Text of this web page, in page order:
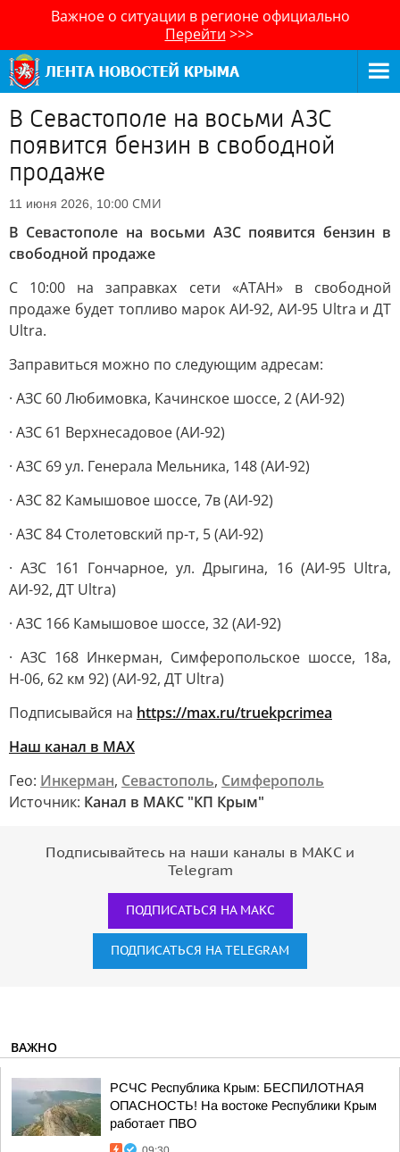
Важное о ситуации в регионе официально
Перейти >>>
В Севастополе на восьми АЗС
появится бензин в свободной
продаже
11 июня 2026, 10:00 СМИ
В Севастополе на восьми АЗС появится бензин в
свободной продаже
С 10:00 на заправках сети «АТАН» в свободной
продаже будет топливо марок АИ-92, АИ-95 Ultra и ДТ
Ultra.
Заправиться можно по следующим адресам:
· АЗС 60 Любимовка, Качинское шоссе, 2 (АИ-92)
· АЗС 61 Верхнесадовое (АИ-92)
· АЗС 69 ул. Генерала Мельника, 148 (АИ-92)
· АЗС 82 Камышовое шоссе, 7в (АИ-92)
· АЗС 84 Столетовский пр-т, 5 (АИ-92)
· АЗС 161 Гончарное, ул. Дрыгина, 16 (АИ-95 Ultra,
АИ-92, ДТ Ultra)
· АЗС 166 Камышовое шоссе, 32 (АИ-92)
· АЗС 168 Инкерман, Симферопольское шоссе, 18а,
Н-06, 62 км 92) (АИ-92, ДТ Ultra)
Подписывайся на https://max.ru/truekpcrimea
Наш канал в MAX
Гео: Инкерман, Севастополь, Симферополь
Источник: Канал в МАКС "КП Крым"
Подписывайтесь на наши каналы в МАКС и
Telegram
ПОДПИСАТЬСЯ НА МАКС
ПОДПИСАТЬСЯ НА TELEGRAM
ВАЖНО
РСЧС Республика Крым: БЕСПИЛОТНАЯ
ОПАСНОСТЬ! На востоке Республики Крым
работает ПВО